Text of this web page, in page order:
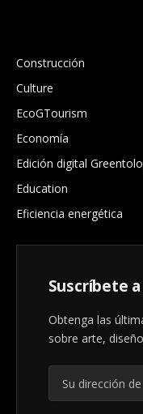
Construcción
Culture
EcoGTourism
Economía
Edición digital
Education
Eficiencia energética
Suscríbete
Obtenga las
sobre arte,